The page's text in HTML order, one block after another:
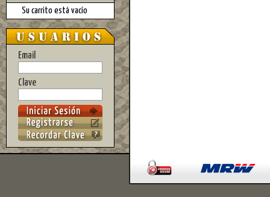
Su carrito está vacío
Email
Clave